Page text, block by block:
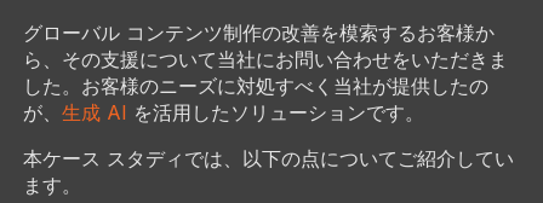
グローバル コンテンツ制作の改善を模索するお客様か
ら、その支援について当社にお問い合わせをいただきま
した。お客様のニーズに対処すべく当社が提供したの
が、 生成 AI を活用したソリューションです。
本ケース スタディでは、以下の点についてご紹介してい
ます。